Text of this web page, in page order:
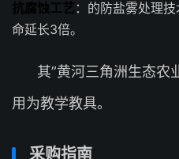
抗腐蚀工艺 ：的防盐雾处理
命延长3倍。
其”黄河三角洲生态农
用为教学教具。
采购指南